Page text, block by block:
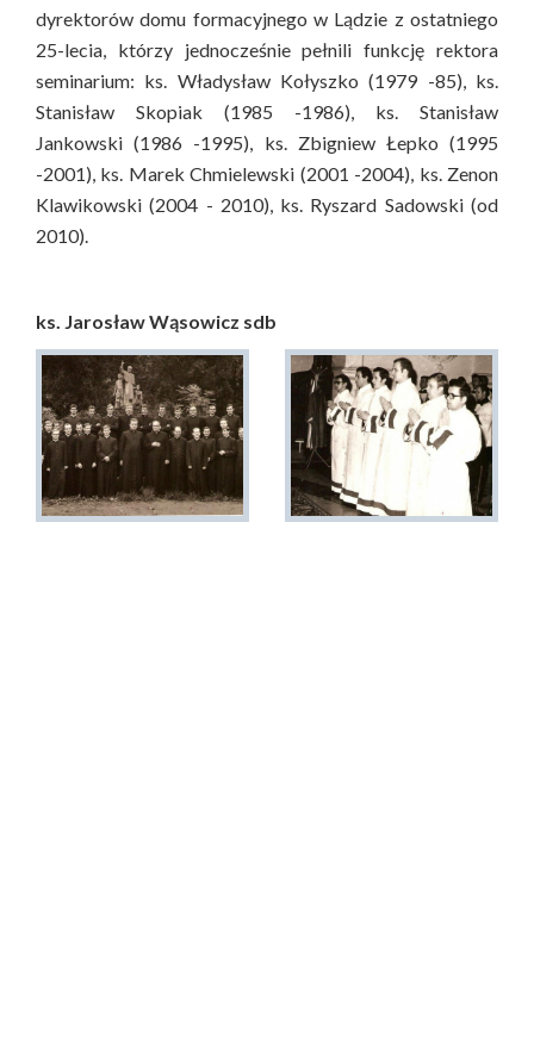
dyrektorów domu formacyjnego w Lądzie z ostatniego
25-lecia, którzy jednocześnie pełnili funkcję rektora
seminarium: ks. Władysław Kołyszko (1979 -85), ks.
Stanisław Skopiak (1985 -1986), ks. Stanisław
Jankowski (1986 -1995), ks. Zbigniew Łepko (1995
-2001), ks. Marek Chmielewski (2001 -2004), ks. Zenon
Klawikowski (2004 - 2010), ks. Ryszard Sadowski (od
2010).
ks. Jarosław Wąsowicz sdb